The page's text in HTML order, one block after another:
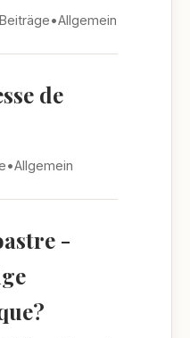
•Allgemein
de
•Allgemein
-